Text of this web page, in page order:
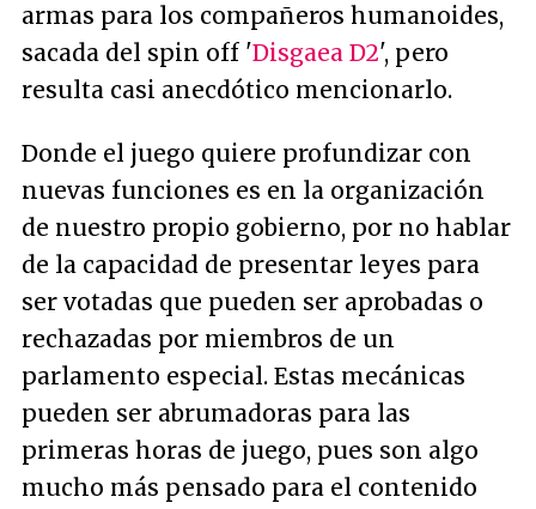
armas para los compañeros humanoides,
sacada del spin off 'Disgaea D2', pero
resulta casi anecdótico mencionarlo.
Donde el juego quiere profundizar con
nuevas funciones es en la organización
de nuestro propio gobierno, por no hablar
de la capacidad de presentar leyes para
ser votadas que pueden ser aprobadas o
rechazadas por miembros de un
parlamento especial. Estas mecánicas
pueden ser abrumadoras para las
primeras horas de juego, pues son algo
mucho más pensado para el contenido